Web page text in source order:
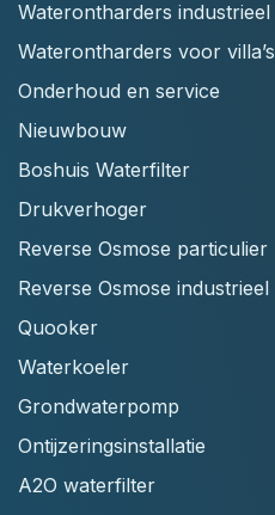
Waterontharders industrieel
Waterontharders voor villa’s
Onderhoud en service
Nieuwbouw
Boshuis Waterfilter
Drukverhoger
Reverse Osmose particulier
Reverse Osmose industrieel
Quooker
Waterkoeler
Grondwaterpomp
Ontijzeringsinstallatie
A2O waterfilter